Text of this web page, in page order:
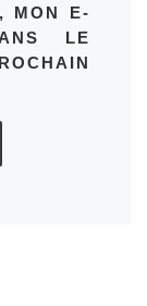
MON E-
LE